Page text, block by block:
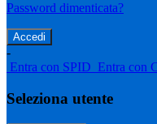
Password dimenticata?
-
Entra con SPID Entra con
Seleziona utente